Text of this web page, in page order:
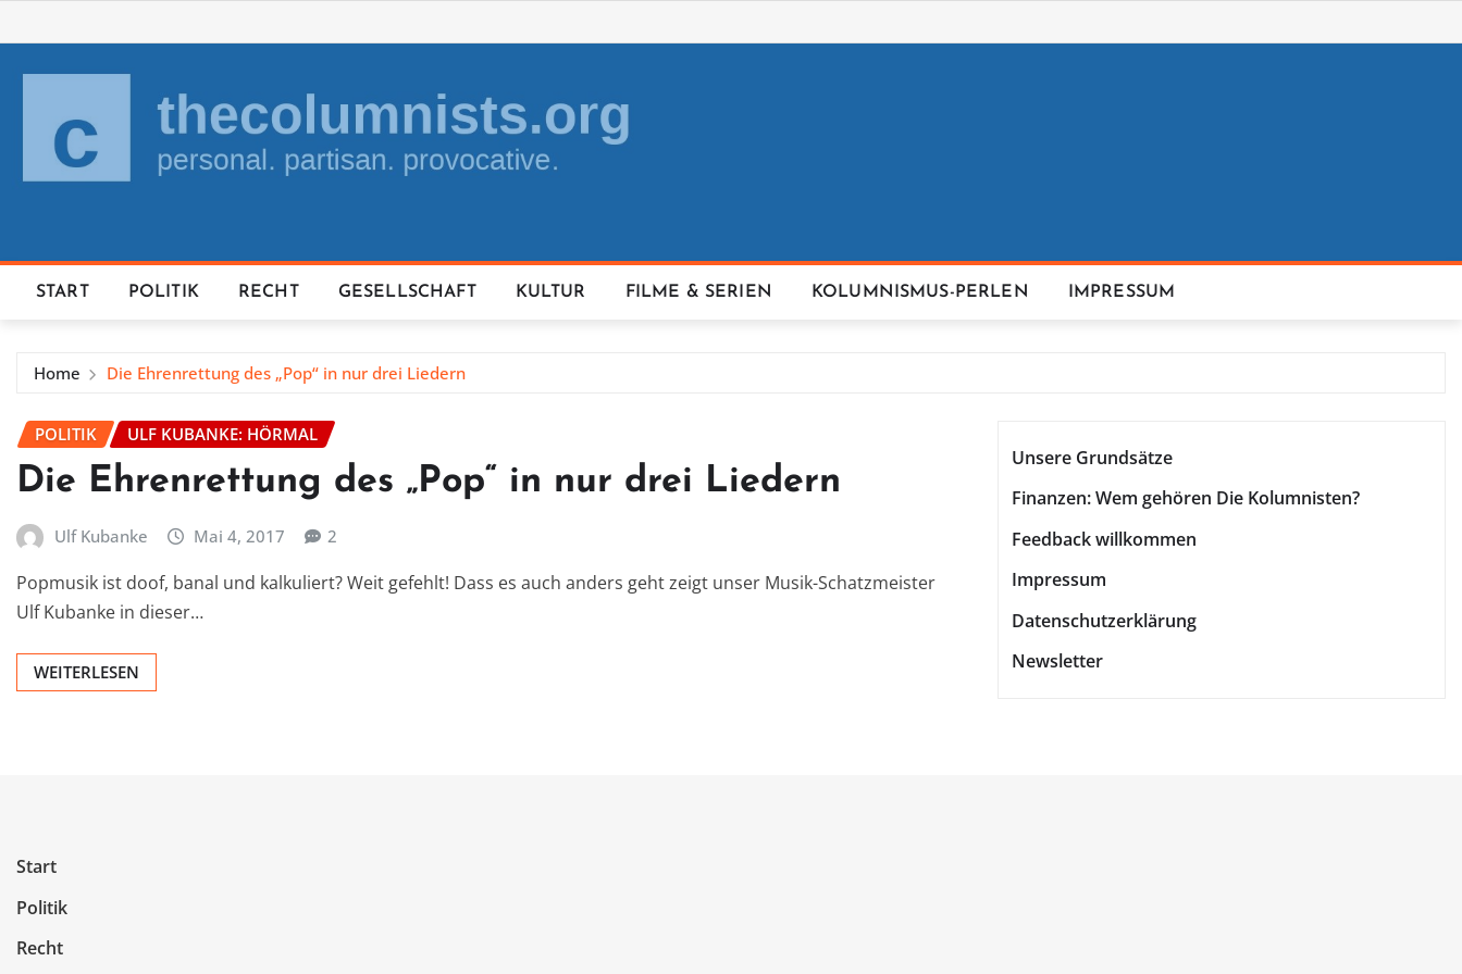
to
content
START POLITIK RECHT GESELLSCHAFT KULTUR FILME & SERIEN KOLUMNISMUS-PERLEN IMPRESSUM
Home Die Ehrenrettung des „Pop“ in nur drei Liedern
POLITIK ULF KUBANKE: HÖRMAL
Die Ehrenrettung des „Pop“ in nur drei Liedern
Ulf Kubanke Mai 4, 2017 2
Popmusik ist doof, banal und kalkuliert? Weit gefehlt! Dass es auch anders geht zeigt unser Musik-Schatzmeister
Ulf Kubanke in dieser…
WEITERLESEN
Unsere Grundsätze
Finanzen: Wem gehören Die Kolumnisten?
Feedback willkommen
Impressum
Datenschutzerklärung
Newsletter
Start
Politik
Recht